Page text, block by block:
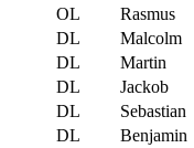
OL
Rasmus
DL
Malcolm
DL
Martin
DL
Jackob
DL
Sebastian
DL
Benjamin